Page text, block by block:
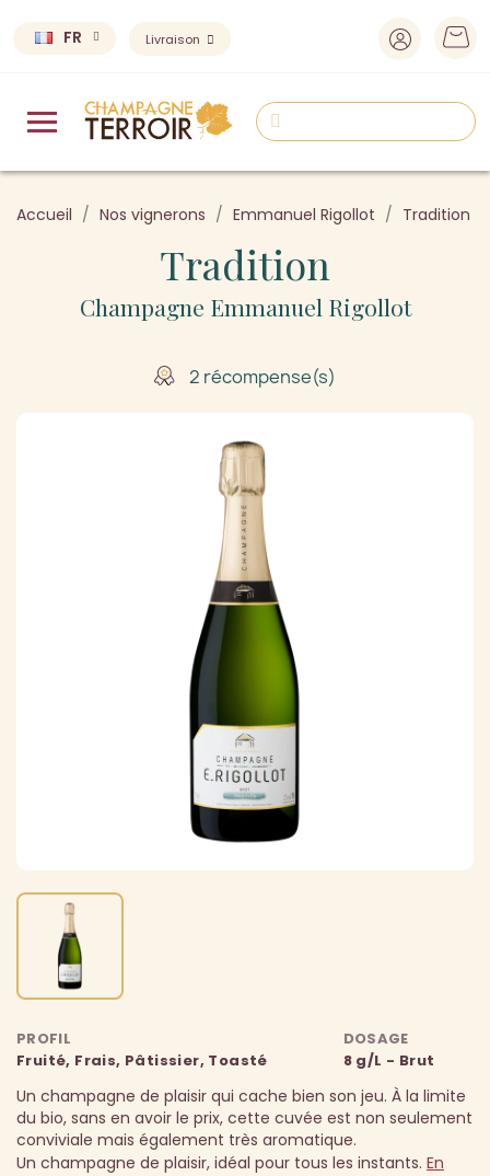
FR Livraison
Accueil Nos vignerons Emmanuel Rigollot Tradition
Tradition
Champagne Emmanuel Rigollot
2 récompense(s)
PROFIL
Fruité, Frais, Pâtissier, Toasté
DOSAGE
8 g/L - Brut
Un champagne de plaisir qui cache bien son jeu. À la limite
du bio, sans en avoir le prix, cette cuvée est non seulement
conviviale mais également très aromatique.
Un champagne de plaisir, idéal pour tous les instants. En